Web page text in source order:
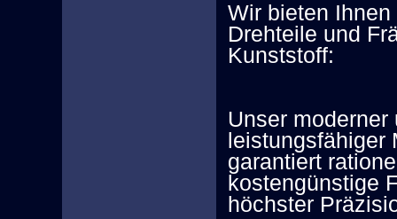
Wir bieten
Drehteile und
Kunststoff:
Unser moderner
leistungsfähiger
garantiert
kostengünstige
höchster